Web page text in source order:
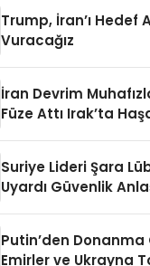
Trump, İran’ı Hedef
Vuracağız
İran Devrim
Füze Attı Irak’ta
Suriye Lideri Şara
Uyardı Güvenlik
Putin’den
Emirler ve Ukrayna